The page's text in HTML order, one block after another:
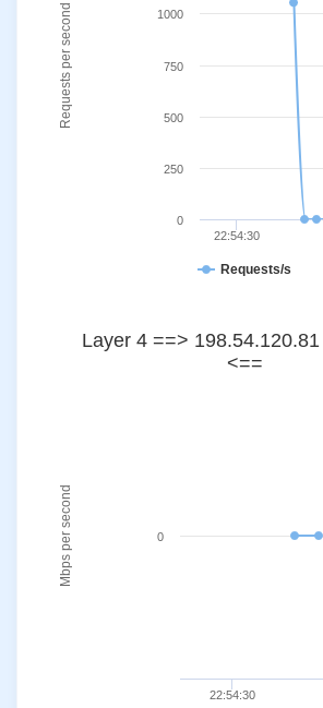
Requests per second
Requests/s
22:54:30
0
250
500
750
1000
Mbps per second
Layer 4 ==>
<==
22:54:30
0